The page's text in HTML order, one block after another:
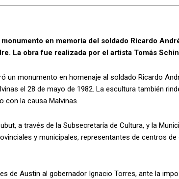
en memoria del soldado Ricardo
La obra fue realizada por el artista Tomás
un monumento en homenaje al soldado Ricardo
el 28 de mayo de 1982. La escultura también
con la causa Malvinas.
a través de la Subsecretaría de Cultura, y la
y municipales, representantes de centros
de Austin al gobernador Ignacio Torres, ante la